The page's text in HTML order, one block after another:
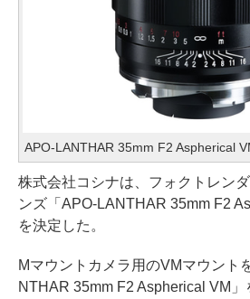
APO-LANTHAR 35mm F2 Aspherical
株式会社コシナは、フォクトレン
ンズ「APO-LANTHAR 35mm F2
を決定した。
Mマウントカメラ用のVMマウント
NTHAR 35mm F2 Aspherical VM